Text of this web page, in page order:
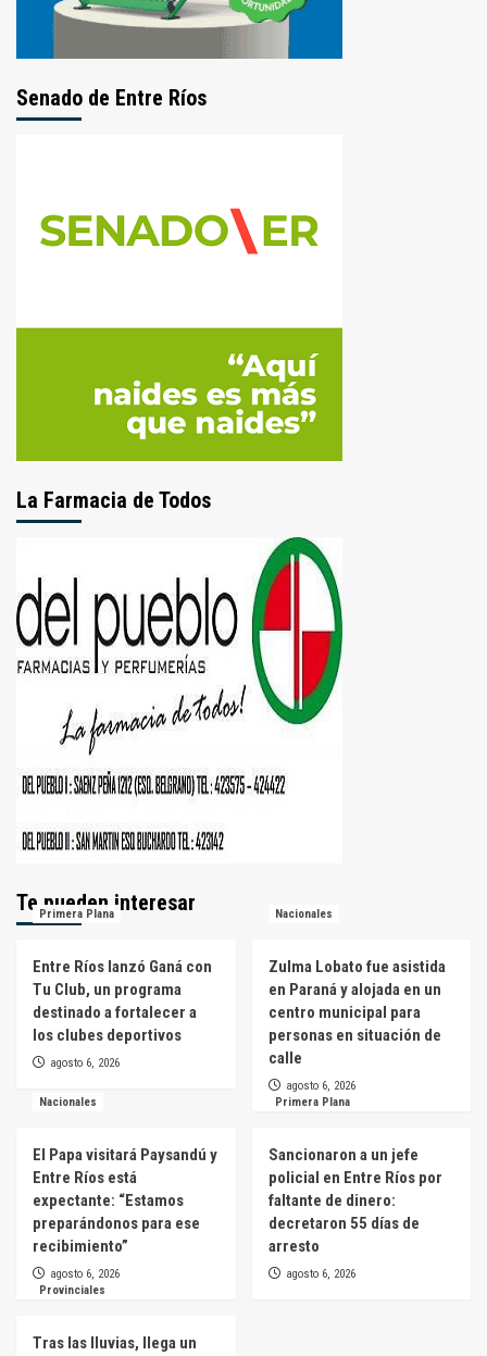
Senado de Entre Ríos
La Farmacia de Todos
Te pueden interesar
Primera Plana
Entre Ríos lanzó Ganá con
Tu Club, un programa
destinado a fortalecer a
los clubes deportivos
agosto 6, 2026
Nacionales
Zulma Lobato fue asistida
en Paraná y alojada en un
centro municipal para
personas en situación de
calle
agosto 6, 2026
Nacionales
El Papa visitará Paysandú y
Entre Ríos está
expectante: “Estamos
preparándonos para ese
recibimiento”
agosto 6, 2026
Primera Plana
Sancionaron a un jefe
policial en Entre Ríos por
faltante de dinero:
decretaron 55 días de
arresto
agosto 6, 2026
Provinciales
Tras las lluvias, llega un